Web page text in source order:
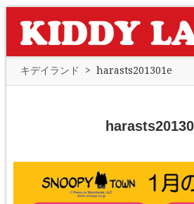
キデイランド > harasts201301e